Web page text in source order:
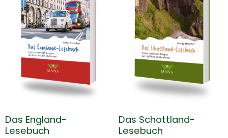
Das England-
Lesebuch
Das Schottland-
Lesebuch